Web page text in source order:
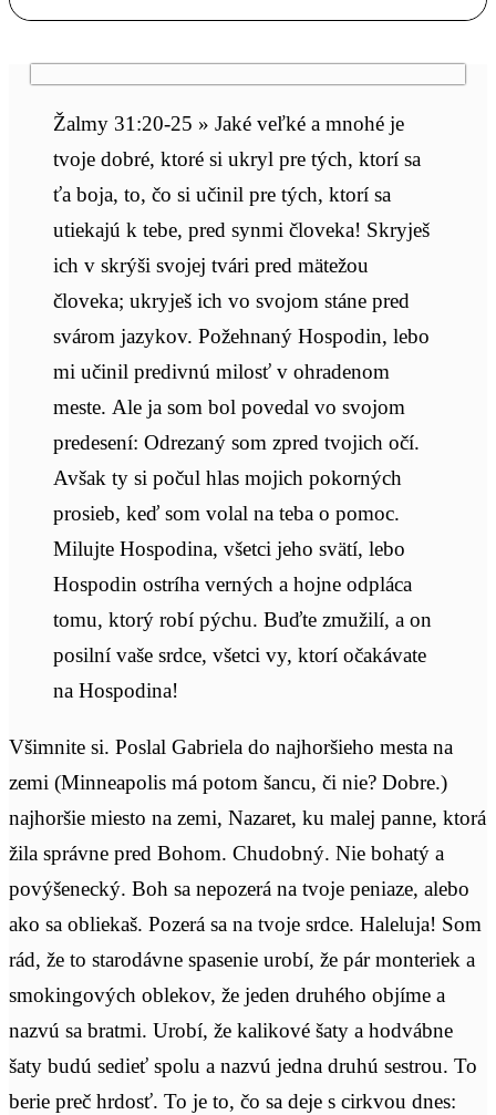
Žalmy 31:20-25 » Jaké veľké a mnohé je
tvoje dobré, ktoré si ukryl pre tých, ktorí sa
ťa boja, to, čo si učinil pre tých, ktorí sa
utiekajú k tebe, pred synmi človeka! Skryješ
ich v skrýši svojej tvári pred mätežou
človeka; ukryješ ich vo svojom stáne pred
svárom jazykov. Požehnaný Hospodin, lebo
mi učinil predivnú milosť v ohradenom
meste. Ale ja som bol povedal vo svojom
predesení: Odrezaný som zpred tvojich očí.
Avšak ty si počul hlas mojich pokorných
prosieb, keď som volal na teba o pomoc.
Milujte Hospodina, všetci jeho svätí, lebo
Hospodin ostríha verných a hojne odpláca
tomu, ktorý robí pýchu. Buďte zmužilí, a on
posilní vaše srdce, všetci vy, ktorí očakávate
na Hospodina!
Všimnite si. Poslal Gabriela do najhoršieho mesta na
zemi (Minneapolis má potom šancu, či nie? Dobre.)
najhoršie miesto na zemi, Nazaret, ku malej panne, ktorá
žila správne pred Bohom. Chudobný. Nie bohatý a
povýšenecký. Boh sa nepozerá na tvoje peniaze, alebo
ako sa obliekaš. Pozerá sa na tvoje srdce. Haleluja! Som
rád, že to starodávne spasenie urobí, že pár monteriek a
smokingových oblekov, že jeden druhého objíme a
nazvú sa bratmi. Urobí, že kalikové šaty a hodvábne
šaty budú sedieť spolu a nazvú jedna druhú sestrou. To
berie preč hrdosť. To je to, čo sa deje s cirkvou dnes: